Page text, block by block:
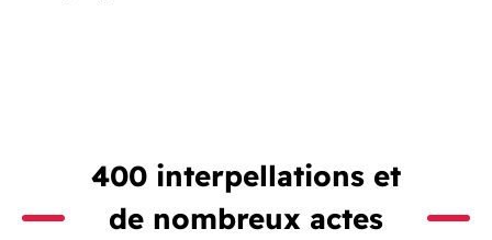
400 interpellations et
de nombreux actes